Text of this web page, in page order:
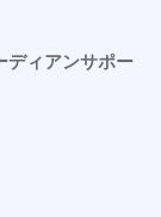
ディアンサポー